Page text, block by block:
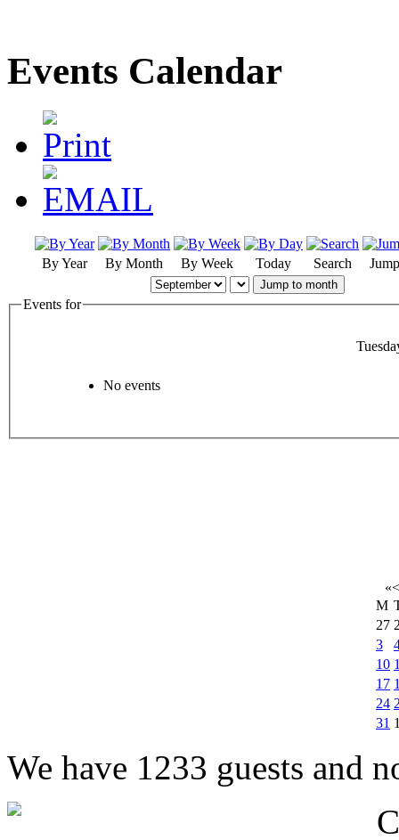
Events Calendar
By Year By Month By Week Today Search
Jump to month
Events for
No events
«<
M
27
3
10
17
24
31
We have 1233 guests and